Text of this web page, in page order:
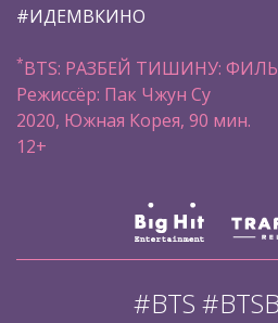
#ИДЕМВКИНО
*BTS: РАЗБЕЙ ТИШИНУ:
Режиссёр: Пак Чжун Су
2020, Южная Корея, 90 мин.
12+
#BTS